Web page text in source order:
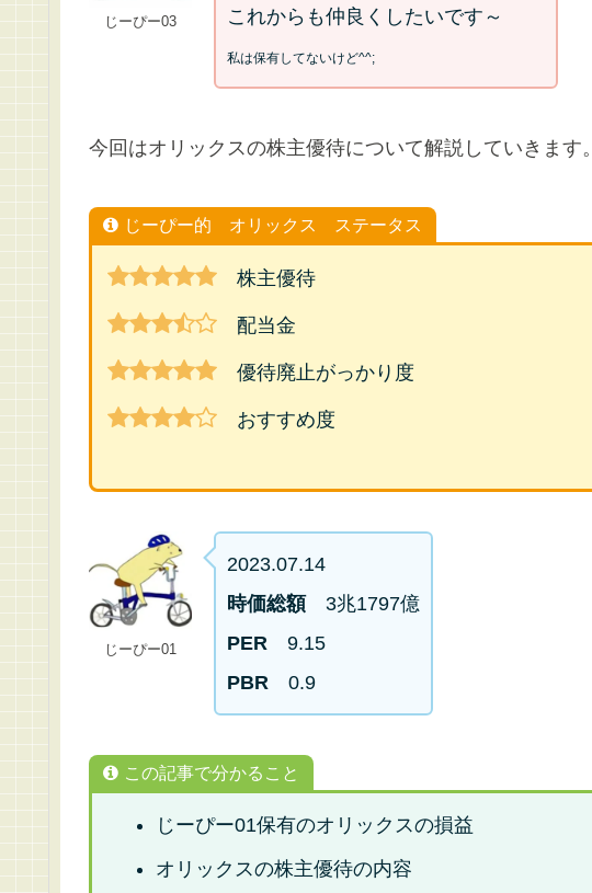
じーぴー03
これからも仲良くしたいです～
私は保有してないけど^^;
今回はオリックスの株主優待について解説していきます。
じーぴー的 オリックス ステータス
株主優待
配当金
優待廃止がっかり度
おすすめ度
じーぴー01
2023.07.14
時価総額3兆1797億
PER 9.15
PBR 0.9
この記事で分かること
じーぴー01保有のオリックスの損益
オリックスの株主優待の内容